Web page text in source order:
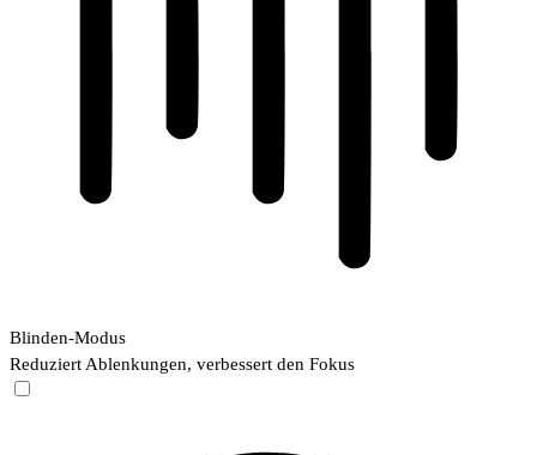
Blinden-Modus
Reduziert Ablenkungen, verbessert den Fokus